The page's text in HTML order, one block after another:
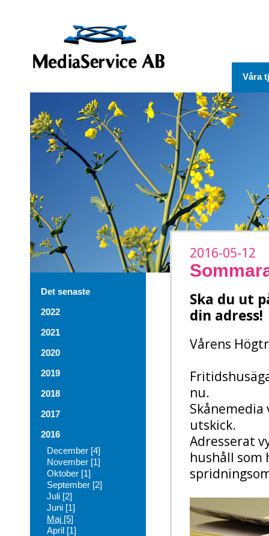
Våra
Det senaste
2022
2021
2020
2019
2018
2017
2016
December [4]
November [1]
Oktober [1]
September [2]
Juli [2]
Juni [1]
Maj [5]
April [1]
2016-05-12
Ska du ut
din adress!
Vårens
nu.
utskick.
Adresserat
hushåll som